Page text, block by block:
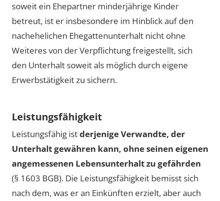
soweit ein Ehepartner minderjährige Kinder
betreut, ist er insbesondere im Hinblick auf den
nachehelichen Ehegattenunterhalt nicht ohne
Weiteres von der Verpflichtung freigestellt, sich
den Unterhalt soweit als möglich durch eigene
Erwerbstätigkeit zu sichern.
Leistungsfähigkeit
Leistungsfähig istderjenige Verwandte, der
Unterhalt gewähren kann, ohne seinen eigenen
angemessenen Lebensunterhalt zu gefährden
(§ 1603 BGB). Die Leistungsfähigkeit bemisst sich
nach dem, was er an Einkünften erzielt, aber auch